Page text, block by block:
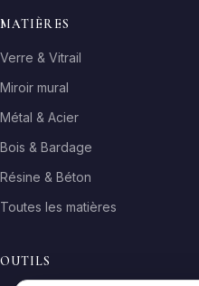
MATIÈRES
Verre & Vitrail
Miroir mural
Métal & Acier
Bois & Bardage
Résine & Béton
Toutes les matières
OUTILS